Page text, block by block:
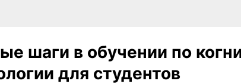
шаги в обучении по
для студентов